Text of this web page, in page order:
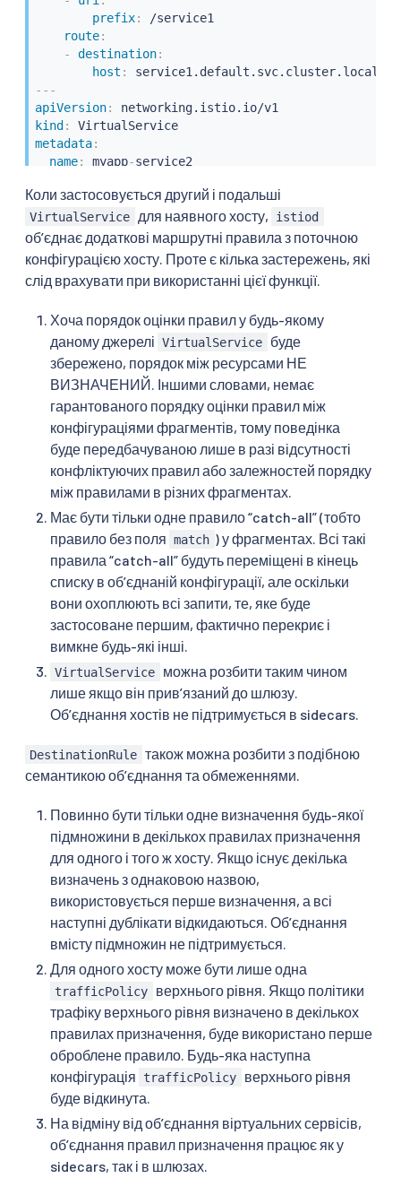
prefix:
/service1
route:
-
destination:
host :
---
apiVersion:
kind :
VirtualService
metadata:
name: myapp-
hosts:
- myapp.com
gateways:
- myapp -
http:
- match:
prefix: /service2
route:
- destination:
host:
---
apiVersion:
networking.istio.io/v1
kind:
VirtualService
metadata:
name: myapp-...
Коли застосовується другий і подальші
VirtualService для наявного хосту, istiod
обʼєднає додаткові маршрутні правила з поточною
конфігурацією хосту. Проте є кілька застережень, які
слід врахувати при використанні цієї функції.
Хоча порядок оцінки правил у будь-якому
даному джерелі VirtualService
буде
збережено, порядок між ресурсами НЕ
ВИЗНАЧЕНИЙ. Іншими словами, немає
гарантованого порядку оцінки правил між
конфігураціями фрагментів, тому поведінка
буде передбачуваною лише в разі відсутності
конфліктуючих правил або залежностей порядку
між правилами в різних фрагментах.
Має бути тільки одне правило “catch-all” (тобто
правило без поля match ) у фрагментах. Всі такі
правила “catch-all” будуть переміщені в кінець
списку в обʼєднаній конфігурації, але оскільки
вони охоплюють всі запити, те, яке буде
застосоване першим, фактично перекриє і
вимкне будь-які інші.
VirtualService
можна розбити таким чином
лише якщо він привʼязаний до шлюзу.
Обʼєднання хостів не підтримується в sidecars.
DestinationRule також можна розбити з подібною
семантикою об’єднання та обмеженнями.
Повинно бути тільки одне визначення будь-якої
підмножини в декількох правилах призначення
для одного і того ж хосту. Якщо існує декілька
визначень з однаковою назвою,
використовується перше визначення, а всі
наступні дублікати відкидаються. Об’єднання
вмісту підмножин не підтримується.
Для одного хосту може бути лише одна
trafficPolicy
верхнього рівня. Якщо політики
трафіку верхнього рівня визначено в декількох
правилах призначення, буде використано перше
оброблене правило. Будь-яка наступна
конфігурація
trafficPolicy
верхнього рівня
буде відкинута.
На відміну від обʼєднання віртуальних сервісів,
обʼєднання правил призначення працює як у
sidecars, так і в шлюзах.